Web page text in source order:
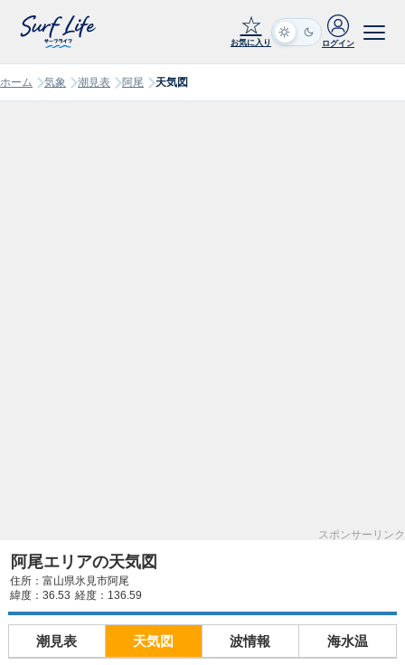
☆
お気に入り ログイン
ホーム 気象 潮見表 阿尾 天気図
スポンサーリンク
阿尾エリアの天気図
住所：富山県氷見市阿尾
緯度：36.53 経度：136.59
潮見表 天気図 波情報 海水温